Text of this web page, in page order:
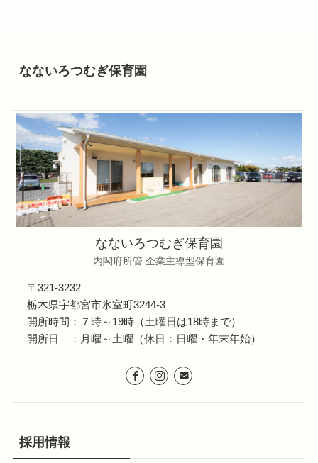
なないろつむぎ保育園
なないろつむぎ保育園
内閣府所管 企業主導型保育園
〒321-3232
​栃木県宇都宮市氷室町3244-3
開所時間：７時～19時（土曜日は18時まで）
開所日 ：月曜～土曜（休日：日曜・年末年始）
採用情報